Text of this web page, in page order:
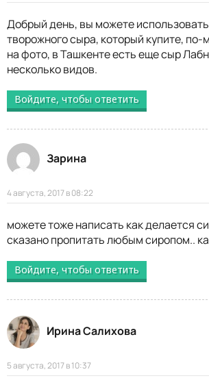
Добрый день, вы можете
творожного сыра, который купите, по-
на фото, в Ташкенте есть еще сыр
несколько видов.
Войдите, чтобы ответить
Зарина
4 августа, 2017 в 08:22
можете тоже написать как делается
сказано пропитать любым сиропом..
Войдите, чтобы ответить
Ирина Салихова
5 августа, 2017 в 10:37